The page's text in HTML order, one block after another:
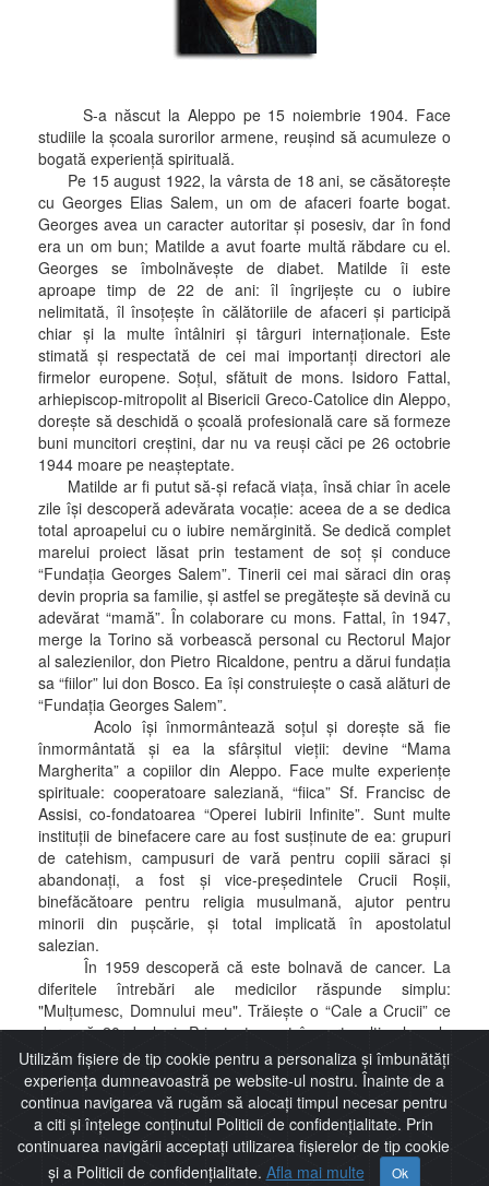
S-a născut la Aleppo pe 15 noiembrie 1904. Face
studiile la şcoala surorilor armene, reuşind să acumuleze o
bogată experienţă spirituală.
Pe 15 august 1922, la vârsta de 18 ani, se căsătoreşte
cu Georges Elias Salem, un om de afaceri foarte bogat.
Georges avea un caracter autoritar şi posesiv, dar în fond
era un om bun; Matilde a avut foarte multă răbdare cu el.
Georges se îmbolnăveşte de diabet. Matilde îi este
aproape timp de 22 de ani: îl îngrijeşte cu o iubire
nelimitată, îl însoţeşte în călătoriile de afaceri şi participă
chiar şi la multe întâlniri şi târguri internaţionale. Este
stimată şi respectată de cei mai importanţi directori ale
firmelor europene. Soţul, sfătuit de mons. Isidoro Fattal,
arhiepiscop-mitropolit al Bisericii Greco-Catolice din Aleppo,
doreşte să deschidă o şcoală profesională care să formeze
buni muncitori creştini, dar nu va reuşi căci pe 26 octobrie
1944 moare pe neaşteptate.
Matilde ar fi putut să-şi refacă viaţa, însă chiar în acele
zile îşi descoperă adevărata vocaţie: aceea de a se dedica
total aproapelui cu o iubire nemărginită. Se dedică complet
marelui proiect lăsat prin testament de soţ şi conduce
“Fundaţia Georges Salem”. Tinerii cei mai săraci din oraş
devin propria sa familie, şi astfel se pregăteşte să devină cu
adevărat “mamă”. În colaborare cu mons. Fattal, în 1947,
merge la Torino să vorbească personal cu Rectorul Major
al salezienilor, don Pietro Ricaldone, pentru a dărui fundaţia
sa “fiilor” lui don Bosco. Ea îşi construieşte o casă alături de
“Fundaţia Georges Salem”.
Acolo îşi înmormântează soţul şi doreşte să fie
înmormântată şi ea la sfârşitul vieţii: devine “Mama
Margherita” a copiilor din Aleppo. Face multe experienţe
spirituale: cooperatoare saleziană, “fiica” Sf. Francisc de
Assisi, co-fondatoarea “Operei Iubirii Infinite”. Sunt multe
instituţii de binefacere care au fost susţinute de ea: grupuri
de catehism, campusuri de vară pentru copiii săraci şi
abandonaţi, a fost şi vice-preşedintele Crucii Roşii,
binefăcătoare pentru religia musulmană, ajutor pentru
minorii din puşcărie, şi total implicată în apostolatul
salezian.
În 1959 descoperă că este bolnavă de cancer. La
diferitele întrebări ale medicilor răspunde simplu:
"Mulţumesc, Domnului meu". Trăieşte o “Cale a Crucii” ce
durează 20 de luni. Prin testament împarte ultimele sale
bogăţii operelor de binefacere, spunând: "Mor într-o casă
care nu-mi mai aparţine". Moare pe 27 februarie 1961 la
vârsta de 56 de ani, aceeaşi vârstă la care a murit şi soţul
său, Georges.
Utilizăm fișiere de tip cookie pentru a personaliza și îmbunătăți
experiența dumneavoastră pe website-ul nostru. Înainte de a
continua navigarea vă rugăm să alocați timpul necesar pentru
a citi și înțelege conținutul Politicii de confidențialitate. Prin
continuarea navigării acceptați utilizarea fișierelor de tip cookie
și a Politicii de confidențialitate. Afla mai multe Ok